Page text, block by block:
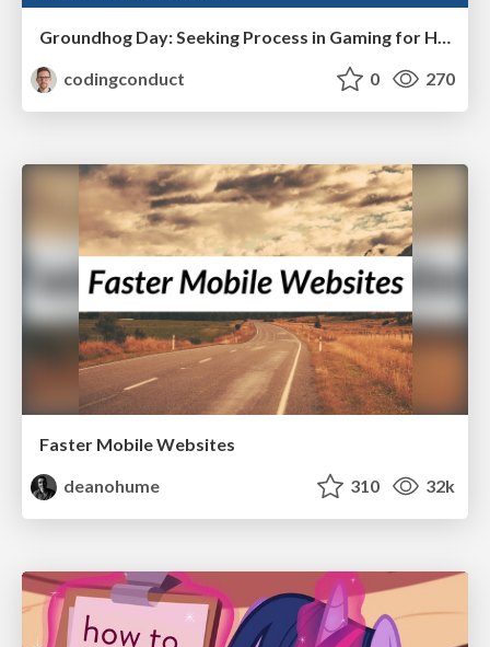
Groundhog Day: Seeking Process in Gaming for Health
codingconduct
0 270
Faster Mobile Websites
deanohume
310 32k